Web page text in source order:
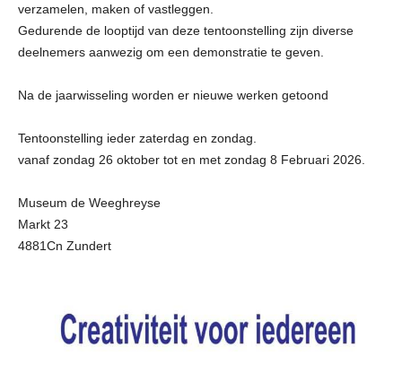
verzamelen, maken of vastleggen.
Gedurende de looptijd van deze tentoonstelling zijn diverse
deelnemers aanwezig om een demonstratie te geven.
Na de jaarwisseling worden er nieuwe werken getoond
Tentoonstelling ieder zaterdag en zondag.
vanaf zondag 26 oktober tot en met zondag 8 Februari 2026.
Museum de Weeghreyse
Markt 23
4881Cn Zundert